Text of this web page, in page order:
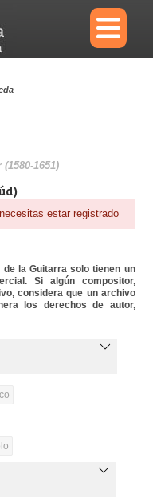
×
Diccionario
1651)
estar registrado
la Guitarra solo tienen un
Si algún compositor,
considera que un archivo
los derechos de autor,